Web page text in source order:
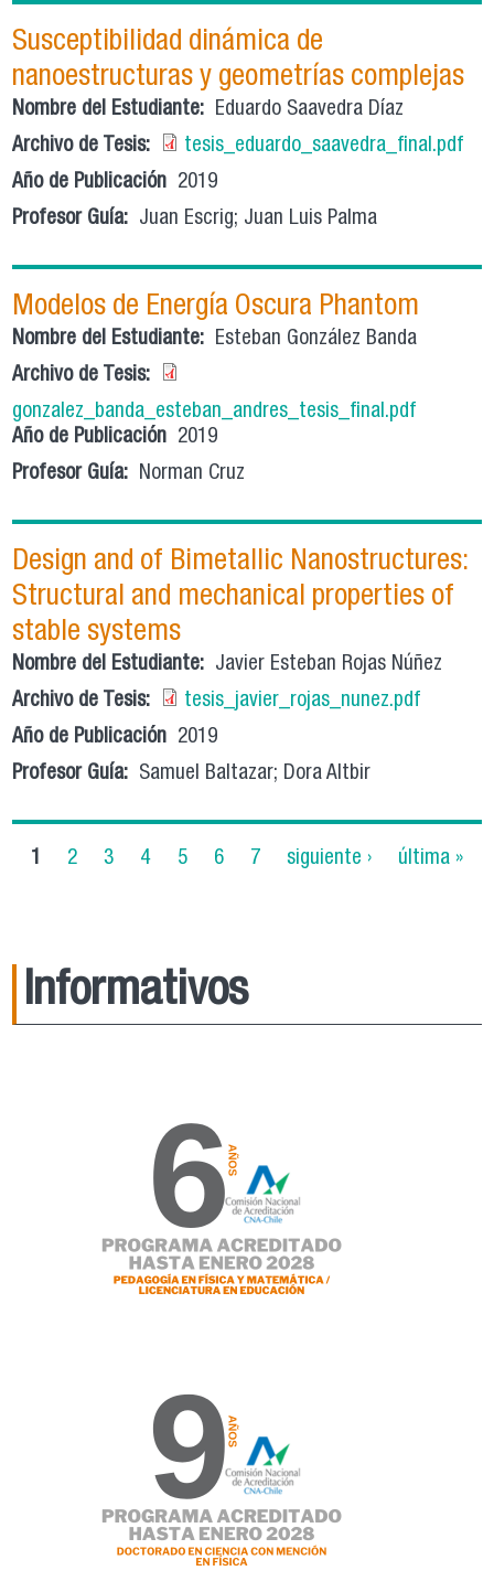
Susceptibilidad dinámica de
nanoestructuras y geometrías complejas
Nombre del Estudiante: Eduardo Saavedra Díaz
Archivo de Tesis:
tesis_eduardo_saavedra_final.pdf
Año de Publicación 2019
Profesor Guía: Juan Escrig; Juan Luis Palma
Modelos de Energía Oscura Phantom
Nombre del Estudiante: Esteban González Banda
Archivo de Tesis:
gonzalez_banda_esteban_andres_tesis_final.pdf
Año de Publicación 2019
Profesor Guía: Norman Cruz
Design and of Bimetallic Nanostructures:
Structural and mechanical properties of
stable systems
Nombre del Estudiante: Javier Esteban Rojas Núñez
Archivo de Tesis:
tesis_javier_rojas_nunez.pdf
Año de Publicación 2019
Profesor Guía: Samuel Baltazar; Dora Altbir
Páginas
1 2 3 4 5 6 7 siguiente › última »
Informativos